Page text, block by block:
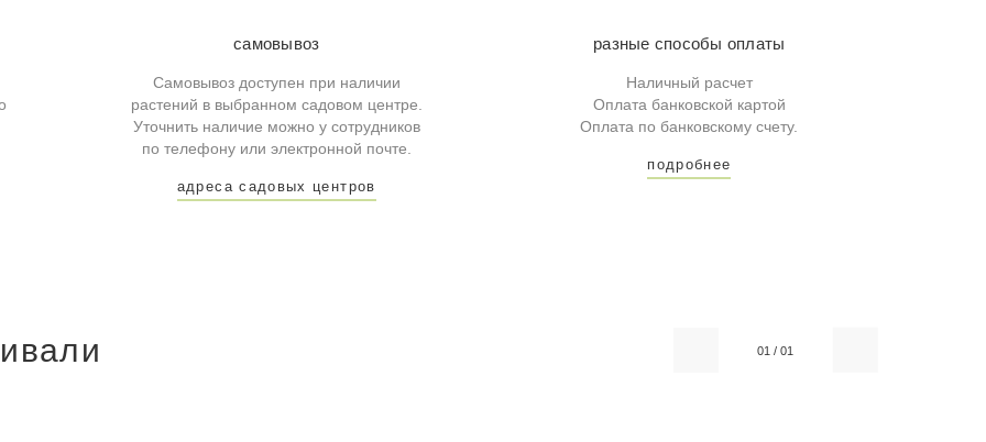
самовывоз
Самовывоз доступен при наличии
растений в выбранном садовом центре.
Уточнить наличие можно у сотрудников
по телефону или электронной почте.
адреса садовых центров
разные способы оплаты
Наличный расчет
Оплата банковской картой
Оплата по банковскому счету.
подробнее
01 /01